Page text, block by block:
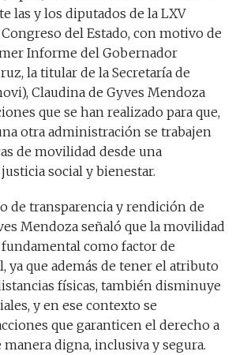
las y los diputados de la LXV
del Estado, con motivo de
Informe del Gobernador
la titular de la Secretaría de
Claudina de Gyves Mendoza
que se han realizado para que,
otra administración se trabajen
de movilidad desde una
social y bienestar.
de transparencia y rendición de
Mendoza señaló que la movilidad
como factor de
ya que además de tener el atributo
físicas, también disminuye
y en ese contexto se
que garanticen el derecho a
digna, inclusiva y segura.